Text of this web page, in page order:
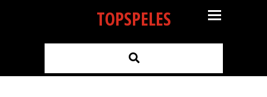
TOPSPELES